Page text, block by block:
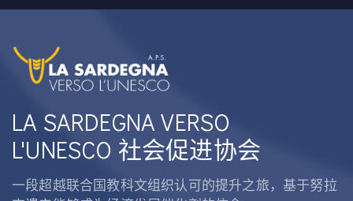
LA SARDEGNA VERSO
L'UNESCO 社会促进协会
一段超越联合国教科文组织认可的提升之旅，基于努拉